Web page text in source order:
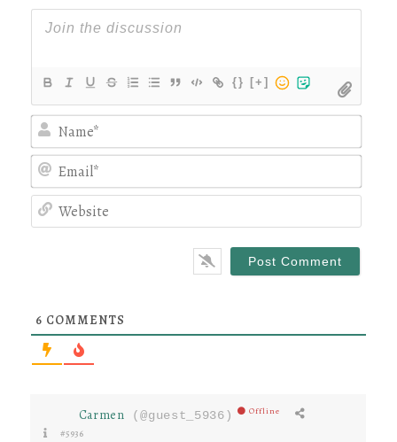
{} [+]
6 COMMENTS
Carmen (@guest_5936) Offline
#5936